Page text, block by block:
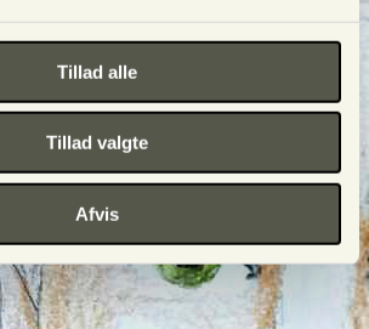
Tillad alle
Tillad valgte
Afvis